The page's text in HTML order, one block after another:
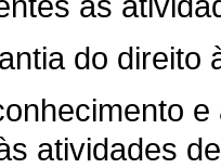
do direito
atividades